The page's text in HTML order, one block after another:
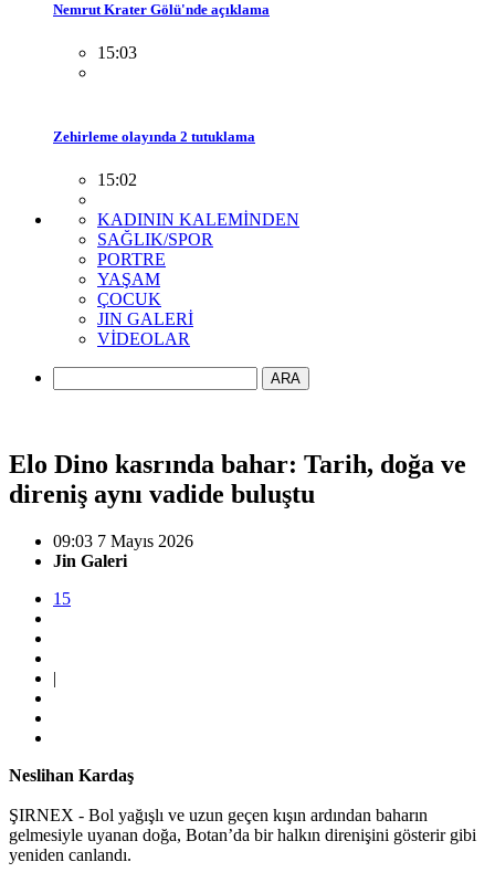
Nemrut Krater Gölü'nde açıklama
15:03
Zehirleme olayında 2 tutuklama
15:02
KADININ KALEMİNDEN
SAĞLIK/SPOR
PORTRE
YAŞAM
ÇOCUK
JIN GALERİ
VİDEOLAR
ARA
Elo Dino kasrında bahar: Tarih, doğa ve
direniş aynı vadide buluştu
09:03 7 Mayıs 2026
Jin Galeri
15
|
Neslihan Kardaş
ŞIRNEX - Bol yağışlı ve uzun geçen kışın ardından baharın
gelmesiyle uyanan doğa, Botan’da bir halkın direnişini gösterir gibi
yeniden canlandı.